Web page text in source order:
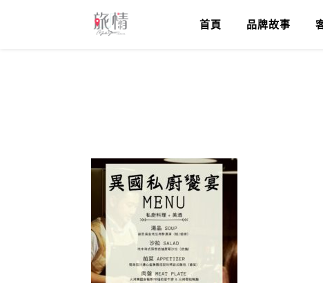
首頁 品牌故事